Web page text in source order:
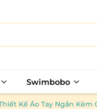
Swimbobo
Kế Áo Tay Ngắn Kèm